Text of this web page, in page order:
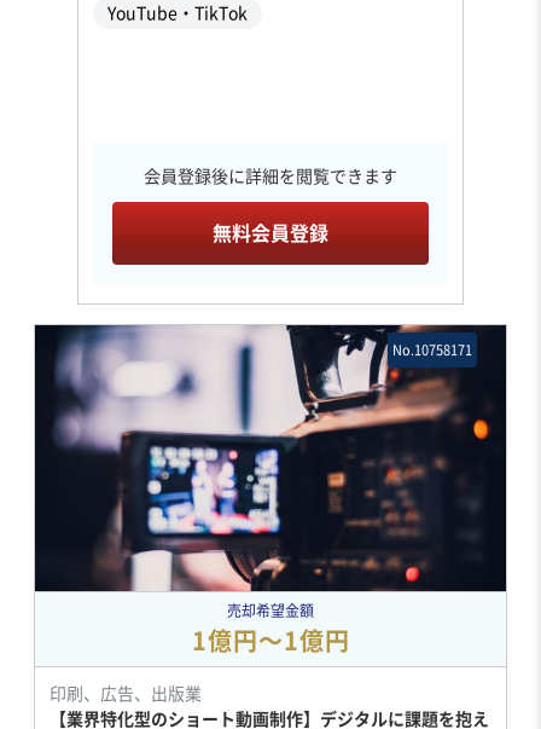
YouTube・TikTok
会員登録後に詳細を閲覧できます
無料会員登録
No.10758171
売却希望金額
1億円〜1億円
印刷、広告、出版業
【業界特化型のショート動画制作】デジタルに課題を抱え